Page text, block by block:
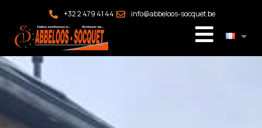
+32 2 479 41 44 info@abbeloos-socquet.be